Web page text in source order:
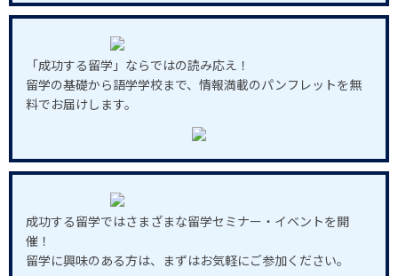
「成功する留学」ならではの読み応え！
留学の基礎から語学学校まで、情報満載のパンフレットを無
料でお届けします。
成功する留学ではさまざまな留学セミナー・イベントを開
催！
留学に興味のある方は、まずはお気軽にご参加ください。